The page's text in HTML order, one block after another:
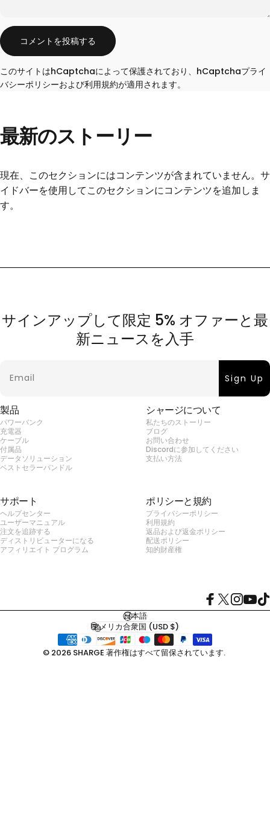
メッセージ
コメントを投稿する
このサイトはhCaptchaによって保護されており、hCaptchaプライ
バシーポリシーおよび利用規約が適用されます。
最新のストーリー
現在、このセクションにはコンテンツが含まれていません。サ
イドバーを使用してこのセクションにコンテンツを追加しま
す。
サインアップして限定 5% オファーと最
新ニュースを入手
Sign Up
製品
パワーバンク
充電器
ケーブル
付属品
データソリューション
ベストセラーバンドル
シャージについて
私たちのストーリー
ブログ
お問い合わせ
Discordに参加してください
支払い方法
サポート
ヘルプセンター
ユーザーマニュアル
注文を追跡する
ディストリビューターになる
アフィリエイト プログラム
ポリシーと規約
プライバシーポリシー
利用規約
返品および返金ポリシー
配送ポリシー
知的財産権
フェイスブック
X（ツイッ
インス
© 2026 SHARGE 著作権はすべて留保されています.
言語
日本語
国・地域
アメリカ合衆国 (USD $)